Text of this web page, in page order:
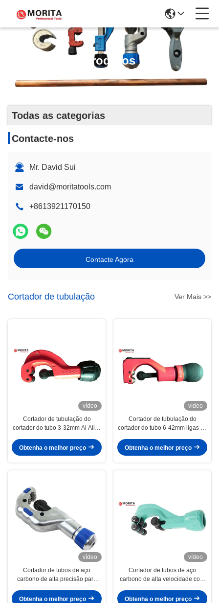
Produtos
Todas as categorias
Contacte-nos
Mr. David Sui
david@moritatools.com
+8613921170150
Contacte Agora
Cortador de tubulação Ver Mais >>
vídeo
Cortador de tubulação do
cortador do tubo 3-32mm Al Alloy
Coper Al Thin-Walled Steel Pipe
de bronze
Obtenha o melhor preço
vídeo
Cortador de tubulação do
cortador do tubo 6-42mm ligas de
lâmina de corte substituível
Deburring da ferramenta da
Obtenha o melhor preço
vídeo
Cortador de tubos de aço
carbono de alta precisão para
Obtenha o melhor preço
vídeo
Cortador de tubos de aço
carbono de alta velocidade com
corte de tubos industriais
Obtenha o melhor preço